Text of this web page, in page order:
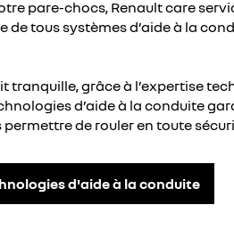
pare-chocs, Renault care
de tous systèmes d’aide à la
tranquille, grâce à l’expertise
d’aide à la conduite
de rouler en toute
d'aide à la conduite